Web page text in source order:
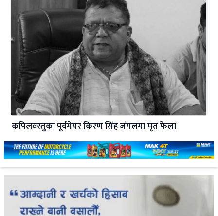
कपिलवस्तुका पूर्वमेयर किरण सिंह जंगलमा मृत फेला